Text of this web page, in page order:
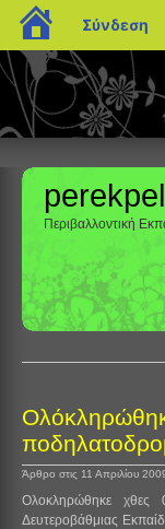
blogs.sch.gr
Σύνδεση
Περιβαλλοντική
Άρθρο στις 11 Απριλίου
Ολοκληρώθηκε
Δευτεροβάθμιας